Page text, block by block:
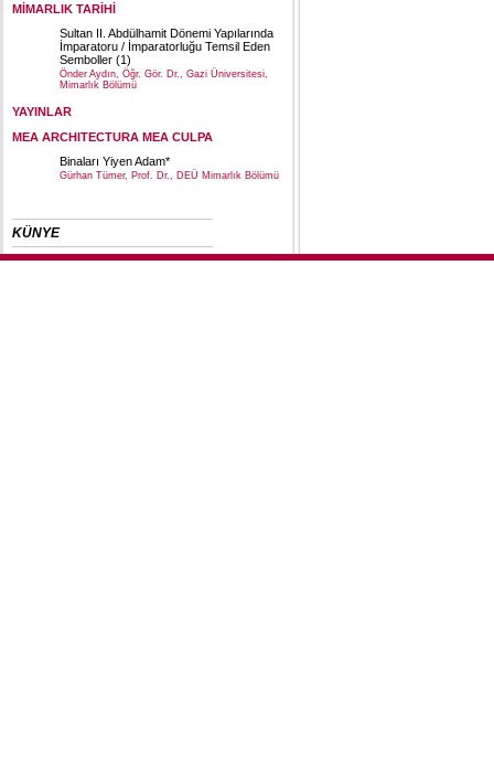
MİMARLIK TARİHİ
Sultan II. Abdülhamit Dönemi Yapılarında
İmparatoru / İmparatorluğu Temsil Eden
Semboller (1)
Önder Aydın, Öğr. Gör. Dr., Gazi Üniversitesi,
Mimarlık Bölümü
YAYINLAR
MEA ARCHITECTURA MEA CULPA
Binaları Yiyen Adam*
Gürhan Tümer, Prof. Dr., DEÜ Mimarlık Bölümü
KÜNYE